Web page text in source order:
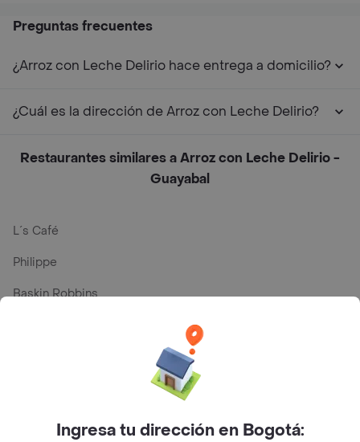
Preguntas frecuentes
¿Arroz con Leche Delirio hace entrega a domicilio?
¿Cuál es la dirección de Arroz con Leche Delirio?
Restaurantes similares a Arroz con Leche Delirio -
Guayabal
L´s Café
Philippe
Baskin Robbins
Ingresa tu dirección en Bogotá: